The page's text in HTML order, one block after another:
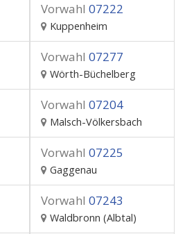
Vorwahl 07222
Kuppenheim
Vorwahl 07277
Wörth-Büchelberg
Vorwahl 07204
Malsch-Völkersbach
Vorwahl 07225
Gaggenau
Vorwahl 07243
Waldbronn (Albtal)